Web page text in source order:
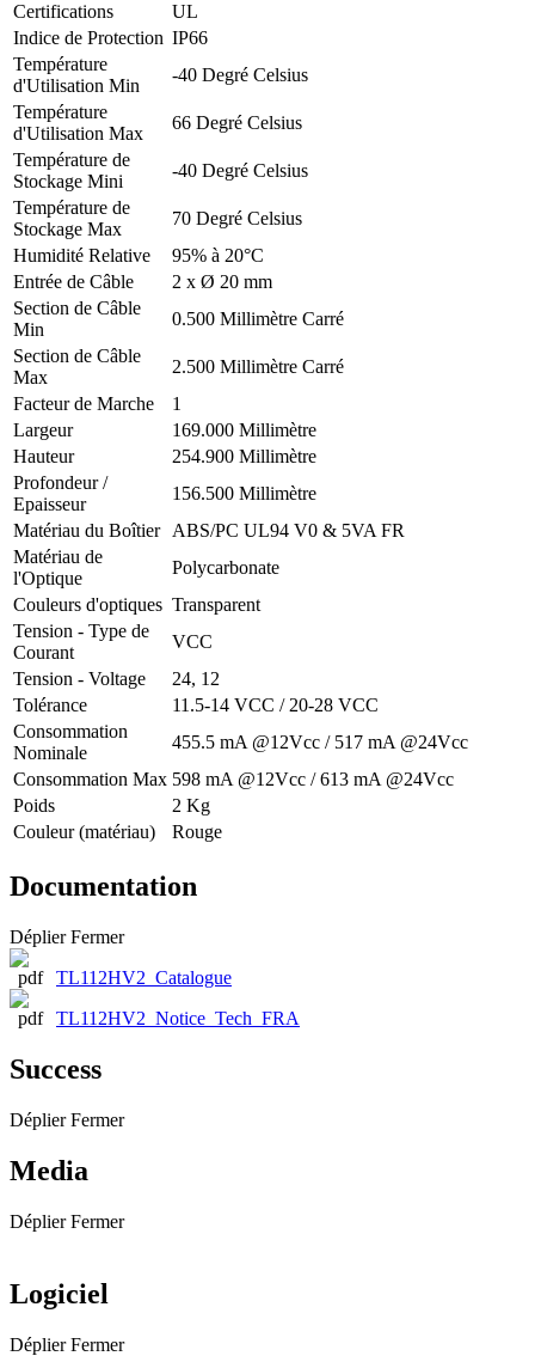
Certifications
UL
Indice de Protection IP66
Température
d'Utilisation Min
-40 Degré Celsius
Température
d'Utilisation Max
66 Degré Celsius
Température de
Stockage Mini
-40 Degré Celsius
Température de
Stockage Max
70 Degré Celsius
Humidité Relative
95% à 20°C
Entrée de Câble
2 x Ø 20 mm
Section de Câble
Min
0.500 Millimètre Carré
Section de Câble
Max
2.500 Millimètre Carré
Facteur de Marche
1
Largeur
169.000 Millimètre
Hauteur
254.900 Millimètre
Profondeur /
Epaisseur
156.500 Millimètre
Matériau du Boîtier ABS/PC UL94 V0 & 5VA FR
Matériau de
l'Optique
Polycarbonate
Couleurs d'optiques Transparent
Tension - Type de
Courant
VCC
Tension - Voltage
24, 12
Tolérance
11.5-14 VCC / 20-28 VCC
Consommation
Nominale
455.5 mA @12Vcc / 517 mA @24Vcc
Consommation Max 598 mA @12Vcc / 613 mA @24Vcc
Poids
2 Kg
Couleur (matériau)
Rouge
Documentation
Déplier Fermer
TL112HV2_Catalogue
TL112HV2_Notice_Tech_FRA
Success
Déplier Fermer
Media
Déplier Fermer
Logiciel
Déplier Fermer